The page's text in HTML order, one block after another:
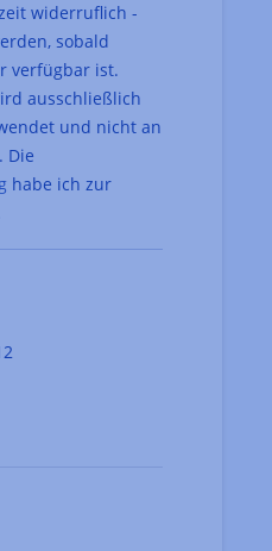
widerruflich -
sobald
verfügbar ist.
ausschließlich
und nicht an
Die
habe ich zur